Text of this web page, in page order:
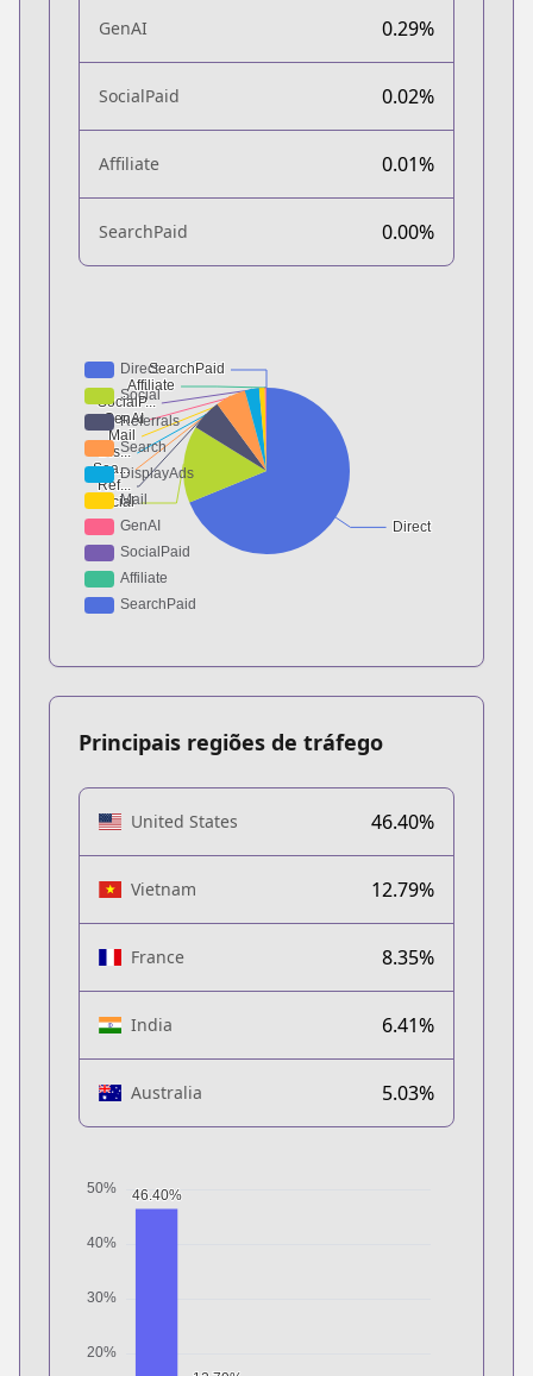
GenAI 0.29%
SocialPaid 0.02%
Affiliate 0.01%
SearchPaid 0.00%
Principais regiões de tráfego
United States 46.40%
Vietnam 12.79%
France 8.35%
India 6.41%
Australia 5.03%